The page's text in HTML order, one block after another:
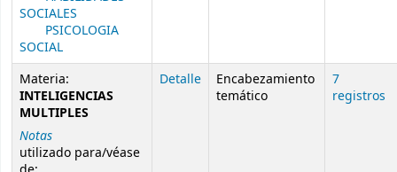
SOCIALES
PSICOLOGIA
SOCIAL
Materia:
INTELIGENCIAS
MULTIPLES
Notas
utilizado para/véase
Detalle
Encabezamiento
temático
7
registros